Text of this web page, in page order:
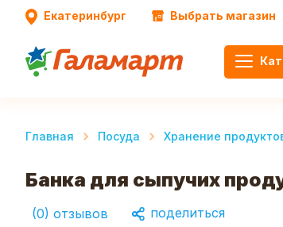
Екатеринбург Выбрать магазин
Главная Посуда Хранение
Банка для сыпучих
(0) отзывов поделиться